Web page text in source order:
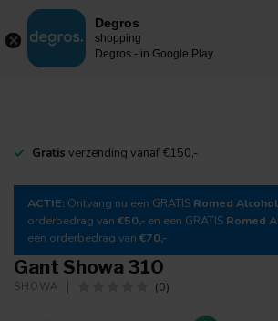
MENU
Gratis verzending vanaf €150,-
ACTIE: Ontvang nu een GRATIS Romed
orderbedrag van €50,- en een GRATIS Romed
een orderbedrag van €70,-
Gant Showa 310
SHOWA (0)
Degros
shopping
Degros - in Google Play